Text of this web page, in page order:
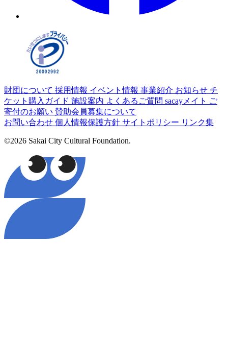
財団について 採用情報 イベント情報 事業紹介 お知らせ チ
ケット購入ガイド 施設案内 よくあるご質問 sacayメイト ご
寄付のお願い 賛助会員募集について
お問い合わせ 個人情報保護方針 サイトポリシー リンク集
©2026 Sakai City Cultural Foundation.